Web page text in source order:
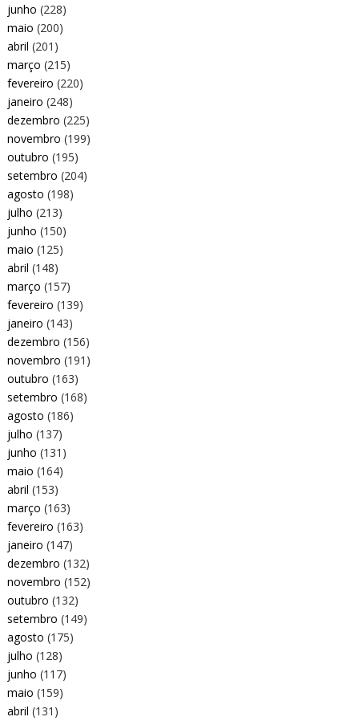
junho (228)
maio (200)
abril (201)
março (215)
fevereiro (220)
janeiro (248)
dezembro (225)
novembro (199)
outubro (195)
setembro (204)
agosto (198)
julho (213)
junho (150)
maio (125)
abril (148)
março (157)
fevereiro (139)
janeiro (143)
dezembro (156)
novembro (191)
outubro (163)
setembro (168)
agosto (186)
julho (137)
junho (131)
maio (164)
abril (153)
março (163)
fevereiro (163)
janeiro (147)
dezembro (132)
novembro (152)
outubro (132)
setembro (149)
agosto (175)
julho (128)
junho (117)
maio (159)
abril (131)